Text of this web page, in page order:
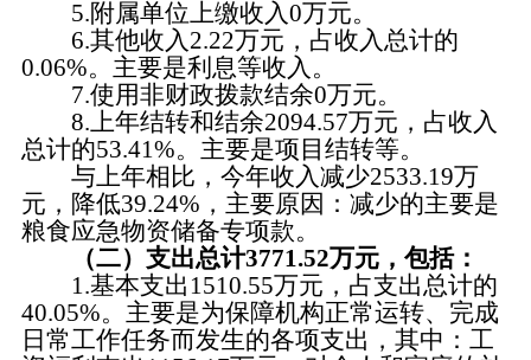
5.附属单位上缴收入0万元。
6.其他收入2.22万元，占收入总计的
0.06%。主要是利息等收入。
7.使用非财政拨款结余0万元。
8.上年结转和结余2094.57万元，占收入
总计的53.41%。主要是项目结转等。
与上年相比，今年收入减少2533.19万
元，降低39.24%，主要原因：减少的主要是
粮食应急物资储备专项款。
（二）支出总计3771.52万元，包括：
1.基本支出1510.55万元，占支出总计的
40.05%。主要是为保障机构正常运转、完成
日常工作任务而发生的各项支出，其中：工